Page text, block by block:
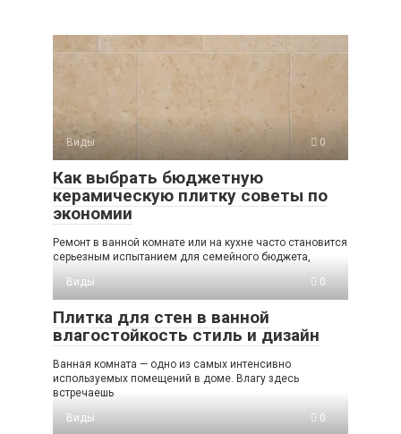
Виды 0
Как выбрать бюджетную
керамическую плитку советы по
экономии
Ремонт в ванной комнате или на кухне часто становится
серьезным испытанием для семейного бюджета,
Виды
0
Плитка для стен в ванной
влагостойкость стиль и дизайн
Ванная комната — одно из самых интенсивно
используемых помещений в доме. Влагу здесь
встречаешь
Виды
0